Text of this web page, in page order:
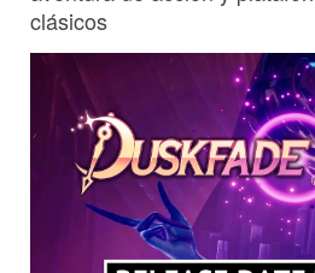
clásicos